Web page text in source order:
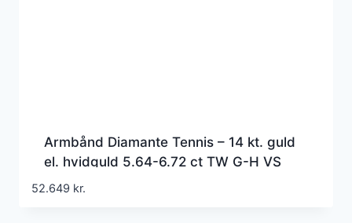
Armbånd Diamante Tennis – 14 kt. guld
el. hvidguld 5.64-6.72 ct TW G-H VS
lab-grown diamanter
52.649 kr.